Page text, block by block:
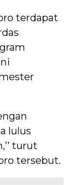
terdapat
lulus
turut
tersebut.